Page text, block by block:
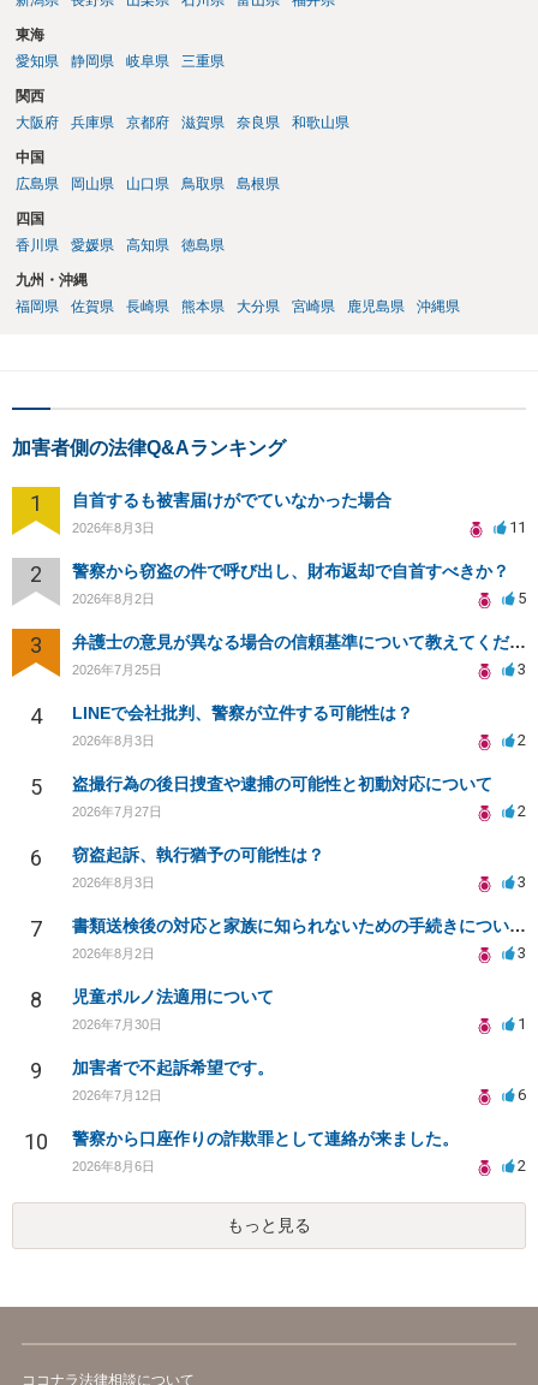
東海
愛知県
静岡県 岐阜県 三重県
関西
大阪府
兵庫県 京都府 滋賀県 奈良県 和歌山県
中国
広島県
岡山県 山口県 鳥取県 島根県
四国
香川県
愛媛県 高知県 徳島県
九州・沖縄
福岡県
佐賀県 長崎県 熊本県 大分県 宮崎県 鹿児島県 沖縄県
加害者側の法律Q&Aランキング
1 自首するも被害届けがでていなかった場合
2026年8月3日 11
2 警察から窃盗の件で呼び出し、財布返却で自首すべきか？
2026年8月2日 5
3 弁護士の意見が異なる場合の信頼基準について教えてください
2026年7月25日 3
4 LINEで会社批判、警察が立件する可能性は？
2026年8月3日 2
5 盗撮行為の後日捜査や逮捕の可能性と初動対応について
2026年7月27日 2
6 窃盗起訴、執行猶予の可能性は？
2026年8月3日 3
7 書類送検後の対応と家族に知られないための手続きについて相談
2026年8月2日 3
8 児童ポルノ法適用について
2026年7月30日 1
9 加害者で不起訴希望です。
2026年7月12日 6
10 警察から口座作りの詐欺罪として連絡が来ました。
2026年8月6日 2
もっと見る
ココナラ法律相談について